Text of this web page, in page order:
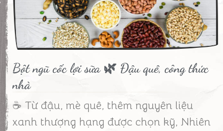
Bột ngũ cốc lợi sữa 🌿 Đậu quê, công thức
nhà
☕ Từ đậu, mè quê, thêm nguyên liệu
xanh thượng hạng được chọn kỹ, Nhiên